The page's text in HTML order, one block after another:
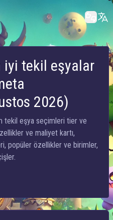
iyi tekil eşyalar
2026)
tekil eşya seçimleri tier ve
ve maliyet kartı,
popüler özellikler ve birimler,